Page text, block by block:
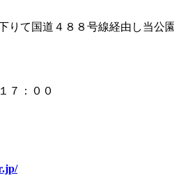
りて国道４８８号線経由し当公
７：００